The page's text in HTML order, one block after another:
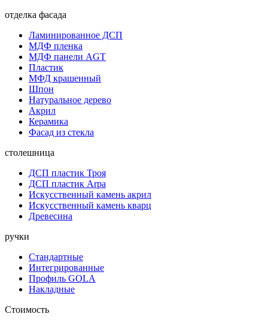
отделка фасада
Ламинированное ДСП
МДФ пленка
МДФ панели AGT
Пластик
МФД крашенный
Шпон
Натуральное дерево
Акрил
Керамика
Фасад из стекла
столешница
ДСП пластик Троя
ДСП пластик Arpa
Искусственный камень акрил
Искусственный камень кварц
Древесина
ручки
Стандартные
Интегрированные
Профиль GOLA
Накладные
Стоимость